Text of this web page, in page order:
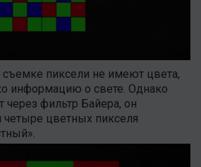
пиксели не имеют цвета,
информацию о свете. Однако
через фильтр Байера, он
четыре цветных пикселя